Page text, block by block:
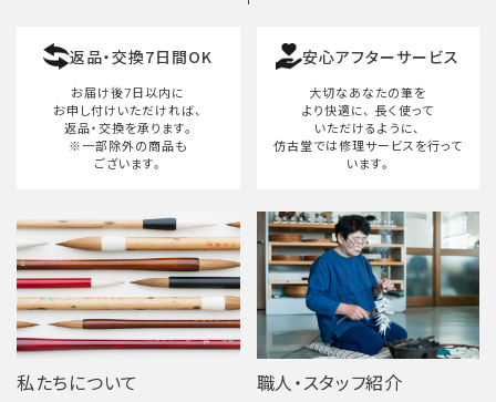
検索する
返品・交換7日間OK
お届け後7日以内に
お申し付けいただければ、
返品・交換を承ります。
※一部除外の商品も
ございます。
安心アフターサービス
大切なあなたの筆を
より快適に、 長く使って
いただけるように、
仿古堂では修理サービスを行って
います。
私たちについて 職人・スタッフ紹介